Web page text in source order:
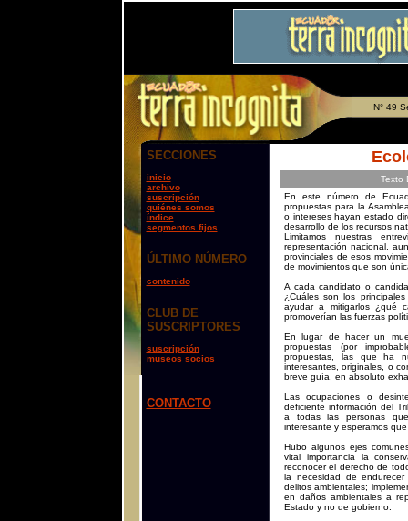
N° 49
SECCIONES
inicio
archivo
suscripción
quiénes somos
índice
segmentos fijos
ÚLTIMO NÚMERO
contenido
CLUB DE
SUSCRIPTORES
suscripción
museos socios
CONTACTO
Texto
En este número de
propuestas para la
o intereses hayan estado
desarrollo de los recursos
Limitamos nuestras
representación nacional,
provinciales de esos
de movimientos que son
A cada candidato o
¿Cuáles son los
ayudar a mitigarlos ¿qué
promoverían las fuerzas
En lugar de hacer un
propuestas (por
propuestas, las que ha
interesantes, originales, o
breve guía, en absoluto
Las ocupaciones o
deficiente información del
a todas las personas
interesante y esperamos
Hubo algunos ejes
vital importancia la
reconocer el derecho de
la necesidad de
delitos ambientales;
en daños ambientales a
Estado y no de gobierno.